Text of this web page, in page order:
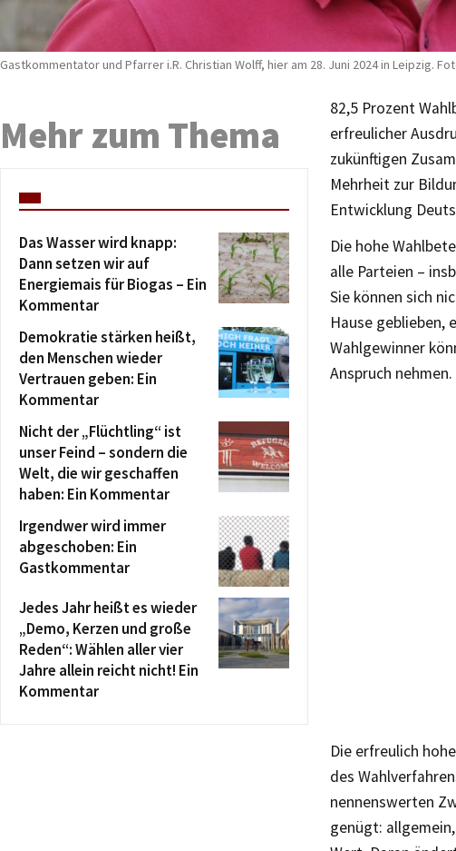
Gastkommentator und Pfarrer i.R. Christian Wolff, hier am 28. Juni 2024 in Leipzig.
82,5 Prozent
erfreulicher
zukünftigen
Mehrheit zur
Entwicklung
Die hohe
alle Parteien –
Sie können sich
Hause geblieben,
Wahlgewinner
Anspruch nehmen.
Die erfreulich
des
nennenswerten
genügt:
Mehr zum Thema
Das Wasser wird knapp:
Dann setzen wir auf
Energiemais für Biogas – Ein
Kommentar
Demokratie stärken heißt,
den Menschen wieder
Vertrauen geben: Ein
Kommentar
Nicht der „Flüchtling“ ist
unser Feind – sondern die
Welt, die wir geschaffen
haben: Ein Kommentar
Irgendwer wird immer
abgeschoben: Ein
Gastkommentar
Jedes Jahr heißt es wieder
„Demo, Kerzen und große
Reden“: Wählen aller vier
Jahre allein reicht nicht! Ein
Kommentar